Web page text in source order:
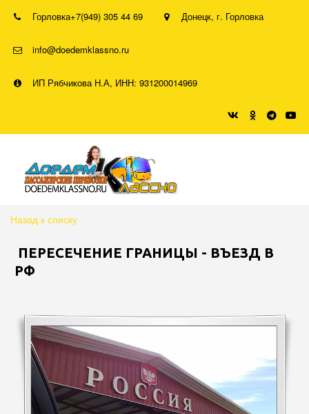
Горловка+7(949) 305 44 69 Донецк, г. Горловка
info@doedemklassno.ru
ИП Рябчикова Н.А, ИНН: 931200014969
Назад к списку
ПЕРЕСЕЧЕНИЕ ГРАНИЦЫ - ВЪЕЗД В
РФ